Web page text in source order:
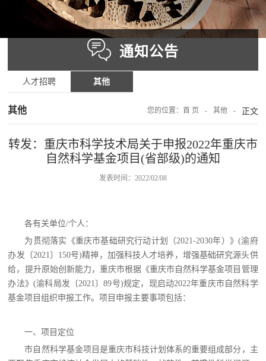
通知公告
人才招聘 其他
其他 您的位置： 首 页 - 其他 - 正文
转发：重庆市科学技术局关于申报2022年重庆市
自然科学基金项目(省部级)的通知
发表时间：2022/02/08
各有关单位/个人：
为贯彻落实《重庆市基础研究行动计划（2021-2030年）》(渝府
办发〔2021〕150号)精神，加强科技人才培养，增强基础研究源头供
给，提升原始创新能力，重庆市根据《重庆市自然科学基金项目管理
办法》(渝科局发〔2021〕89号)规定，现启动2022年重庆市自然科学
基金项目组织申报工作。项目申报主要事项包括：
一、项目定位
市自然科学基金项目是重庆市科技计划体系的重要组成部分，主